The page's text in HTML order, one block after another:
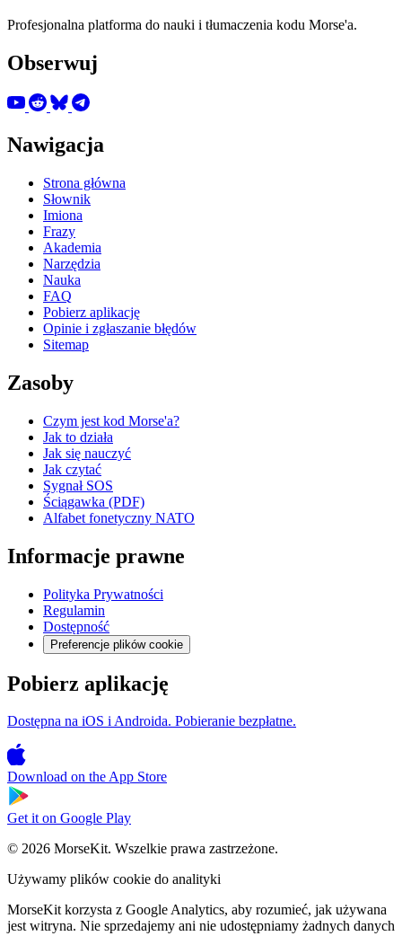
Profesjonalna platforma do nauki i tłumaczenia kodu Morse'a.
Obserwuj
Nawigacja
Strona główna
Słownik
Imiona
Frazy
Akademia
Narzędzia
Nauka
FAQ
Pobierz aplikację
Opinie i zgłaszanie błędów
Sitemap
Zasoby
Czym jest kod Morse'a?
Jak to działa
Jak się nauczyć
Jak czytać
Sygnał SOS
Ściągawka (PDF)
Alfabet fonetyczny NATO
Informacje prawne
Polityka Prywatności
Regulamin
Dostępność
Preferencje plików cookie
Pobierz aplikację
Dostępna na iOS i Androida. Pobieranie bezpłatne.
Download on theApp Store
Get it on Google Play
© 2026 MorseKit. Wszelkie prawa zastrzeżone.
Używamy plików cookie do analityki
MorseKit korzysta z Google Analytics, aby rozumieć, jak używana
jest witryna. Nie sprzedajemy ani nie udostępniamy żadnych danych